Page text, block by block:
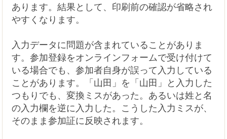
あります。結果として、印刷前の確認が省略され
やすくなります。
入力データに問題が含まれていることがありま
す。参加登録をオンラインフォームで受け付けて
いる場合でも、参加者自身が誤って入力している
ことがあります。「山田」を「山田」と入力した
つもりでも、変換ミスがあった。あるいは姓と名
の入力欄を逆に入力した。こうした入力ミスが、
そのまま参加証に反映されます。